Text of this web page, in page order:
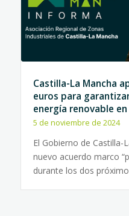
Castilla-La Mancha
euros para
energía renovable
5 de noviembre de 2024
El Gobierno de
nuevo acuerdo marco
durante los dos